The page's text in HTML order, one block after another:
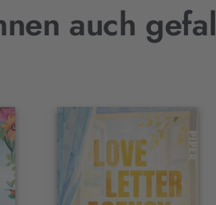
auch